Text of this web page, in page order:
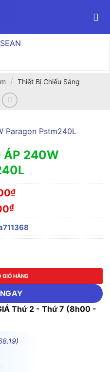
/ Thiết Bị Chiếu Sáng
ÁP 240W
₫
₫
PSTM240L số lượng
GIỎ HÀNG
Thứ 2 - Thứ 7 (8h00 -
)